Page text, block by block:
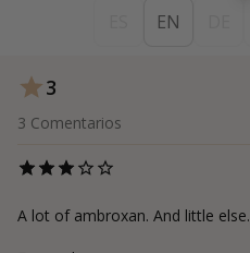
EN
3
3 Comentarios
A lot of ambroxan. And little else.